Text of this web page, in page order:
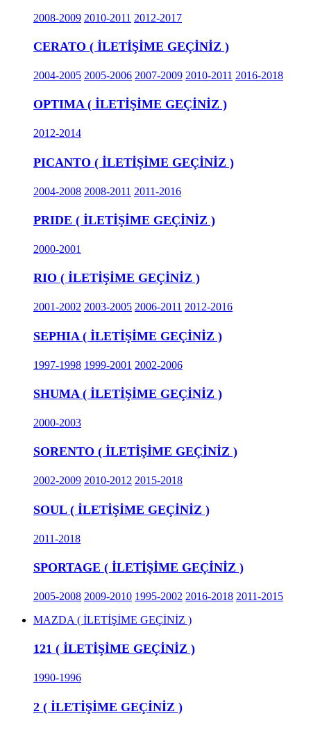
2008-2009 2010-2011 2012-2017
CERATO ( İLETİŞİME GEÇİNİZ )
2004-2005 2005-2006 2007-2009 2010-2011 2016-2018
OPTIMA ( İLETİŞİME GEÇİNİZ )
2012-2014
PICANTO ( İLETİŞİME GEÇİNİZ )
2004-2008 2008-2011 2011-2016
PRIDE ( İLETİŞİME GEÇİNİZ )
2000-2001
RIO ( İLETİŞİME GEÇİNİZ )
2001-2002 2003-2005 2006-2011 2012-2016
SEPHIA ( İLETİŞİME GEÇİNİZ )
1997-1998 1999-2001 2002-2006
SHUMA ( İLETİŞİME GEÇİNİZ )
2000-2003
SORENTO ( İLETİŞİME GEÇİNİZ )
2002-2009 2010-2012 2015-2018
SOUL ( İLETİŞİME GEÇİNİZ )
2011-2018
SPORTAGE ( İLETİŞİME GEÇİNİZ )
2005-2008 2009-2010 1995-2002 2016-2018 2011-2015
MAZDA ( İLETİŞİME GEÇİNİZ )
121 ( İLETİŞİME GEÇİNİZ )
1990-1996
2 ( İLETİŞİME GEÇİNİZ )